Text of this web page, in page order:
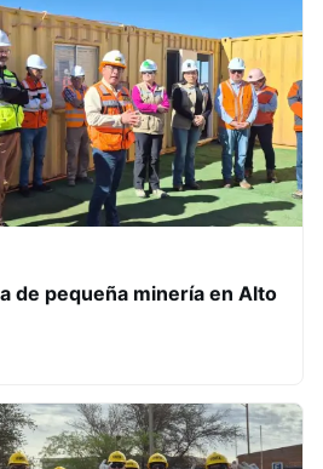
de pequeña minería en Alto